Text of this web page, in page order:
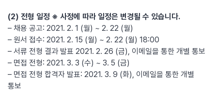
(2) 전형 일정 ※ 사정에 따라 일정은 변경될 수 있습니다.
– 채용 공고: 2021. 2. 1 (월) ~ 2. 22 (월)
– 원서 접수: 2021. 2. 15 (월) ~ 2. 22 (월) 18:00
– 서류 전형 결과 발표 2021. 2. 26 (금), 이메일을 통한 개별 통보
– 면접 전형: 2021. 3. 3 (수) ~ 3. 5 (금)
– 면접 전형 합격자 발표: 2021. 3. 9 (화), 이메일을 통한 개별
통보